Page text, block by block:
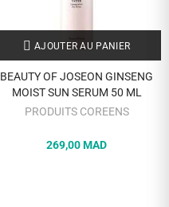
AJOUTER AU PANIER
BEAUTY OF JOSEON GINSENG
MOIST SUN SERUM 50 ML
PRODUITS COREENS
269,00 MAD